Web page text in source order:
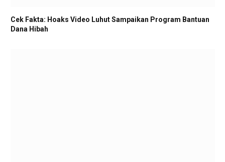
Cek Fakta: Hoaks Video Luhut Sampaikan Program Bantuan
Dana Hibah